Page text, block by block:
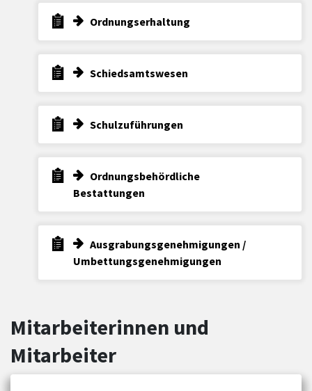
Ordnungserhaltung
Schiedsamtswesen
Schulzuführungen
Ordnungsbehördliche
Bestattungen
Ausgrabungsgenehmigungen /
Umbettungsgenehmigungen
Mitarbeiterinnen und
Mitarbeiter